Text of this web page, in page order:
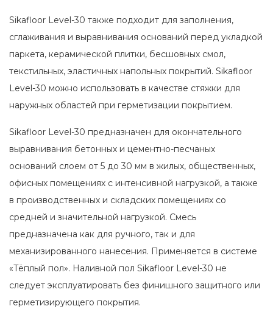
Sikafloor Level-30 также подходит для заполнения,
сглаживания и выравнивания оснований перед укладкой
паркета, керамической плитки, бесшовных смол,
текстильных, эластичных напольных покрытий. Sikafloor
Level-30 можно использовать в качестве стяжки для
наружных областей при герметизации покрытием.
Sikafloor Level-30 предназначен для окончательного
выравнивания бетонных и цементно-песчаных
оснований слоем от 5 до 30 мм в жилых, общественных,
офисных помещениях с интенсивной нагрузкой, а также
в производственных и складских помещениях со
средней и значительной нагрузкой. Смесь
предназначена как для ручного, так и для
механизированного нанесения. Применяется в системе
«Тёплый пол». Наливной пол Sikafloor Level-30 не
следует эксплуатировать без финишного защитного или
герметизирующего покрытия.